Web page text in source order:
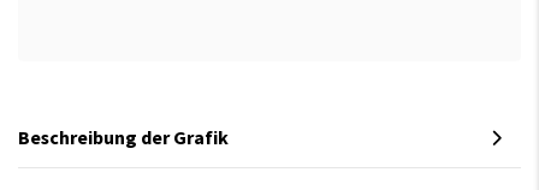
Beschreibung der Grafik